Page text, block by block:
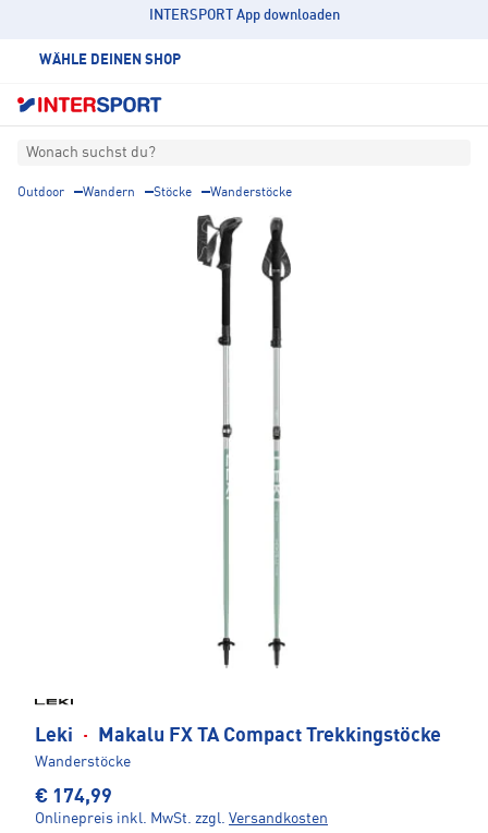
INTERSPORT App downloaden
WÄHLE DEINEN SHOP
Wonach suchst du?
Outdoor Wandern Stöcke Wanderstöcke
Leki · Makalu FX TA Compact Trekkingstöcke
Wanderstöcke
€ 174,99
Onlinepreis inkl. MwSt. zzgl. Versandkosten